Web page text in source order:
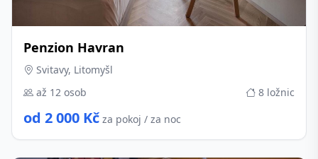
Penzion Havran
Svitavy, Litomyšl
až 12 osob
8 ložnic
od 2 000 Kč za pokoj / za noc